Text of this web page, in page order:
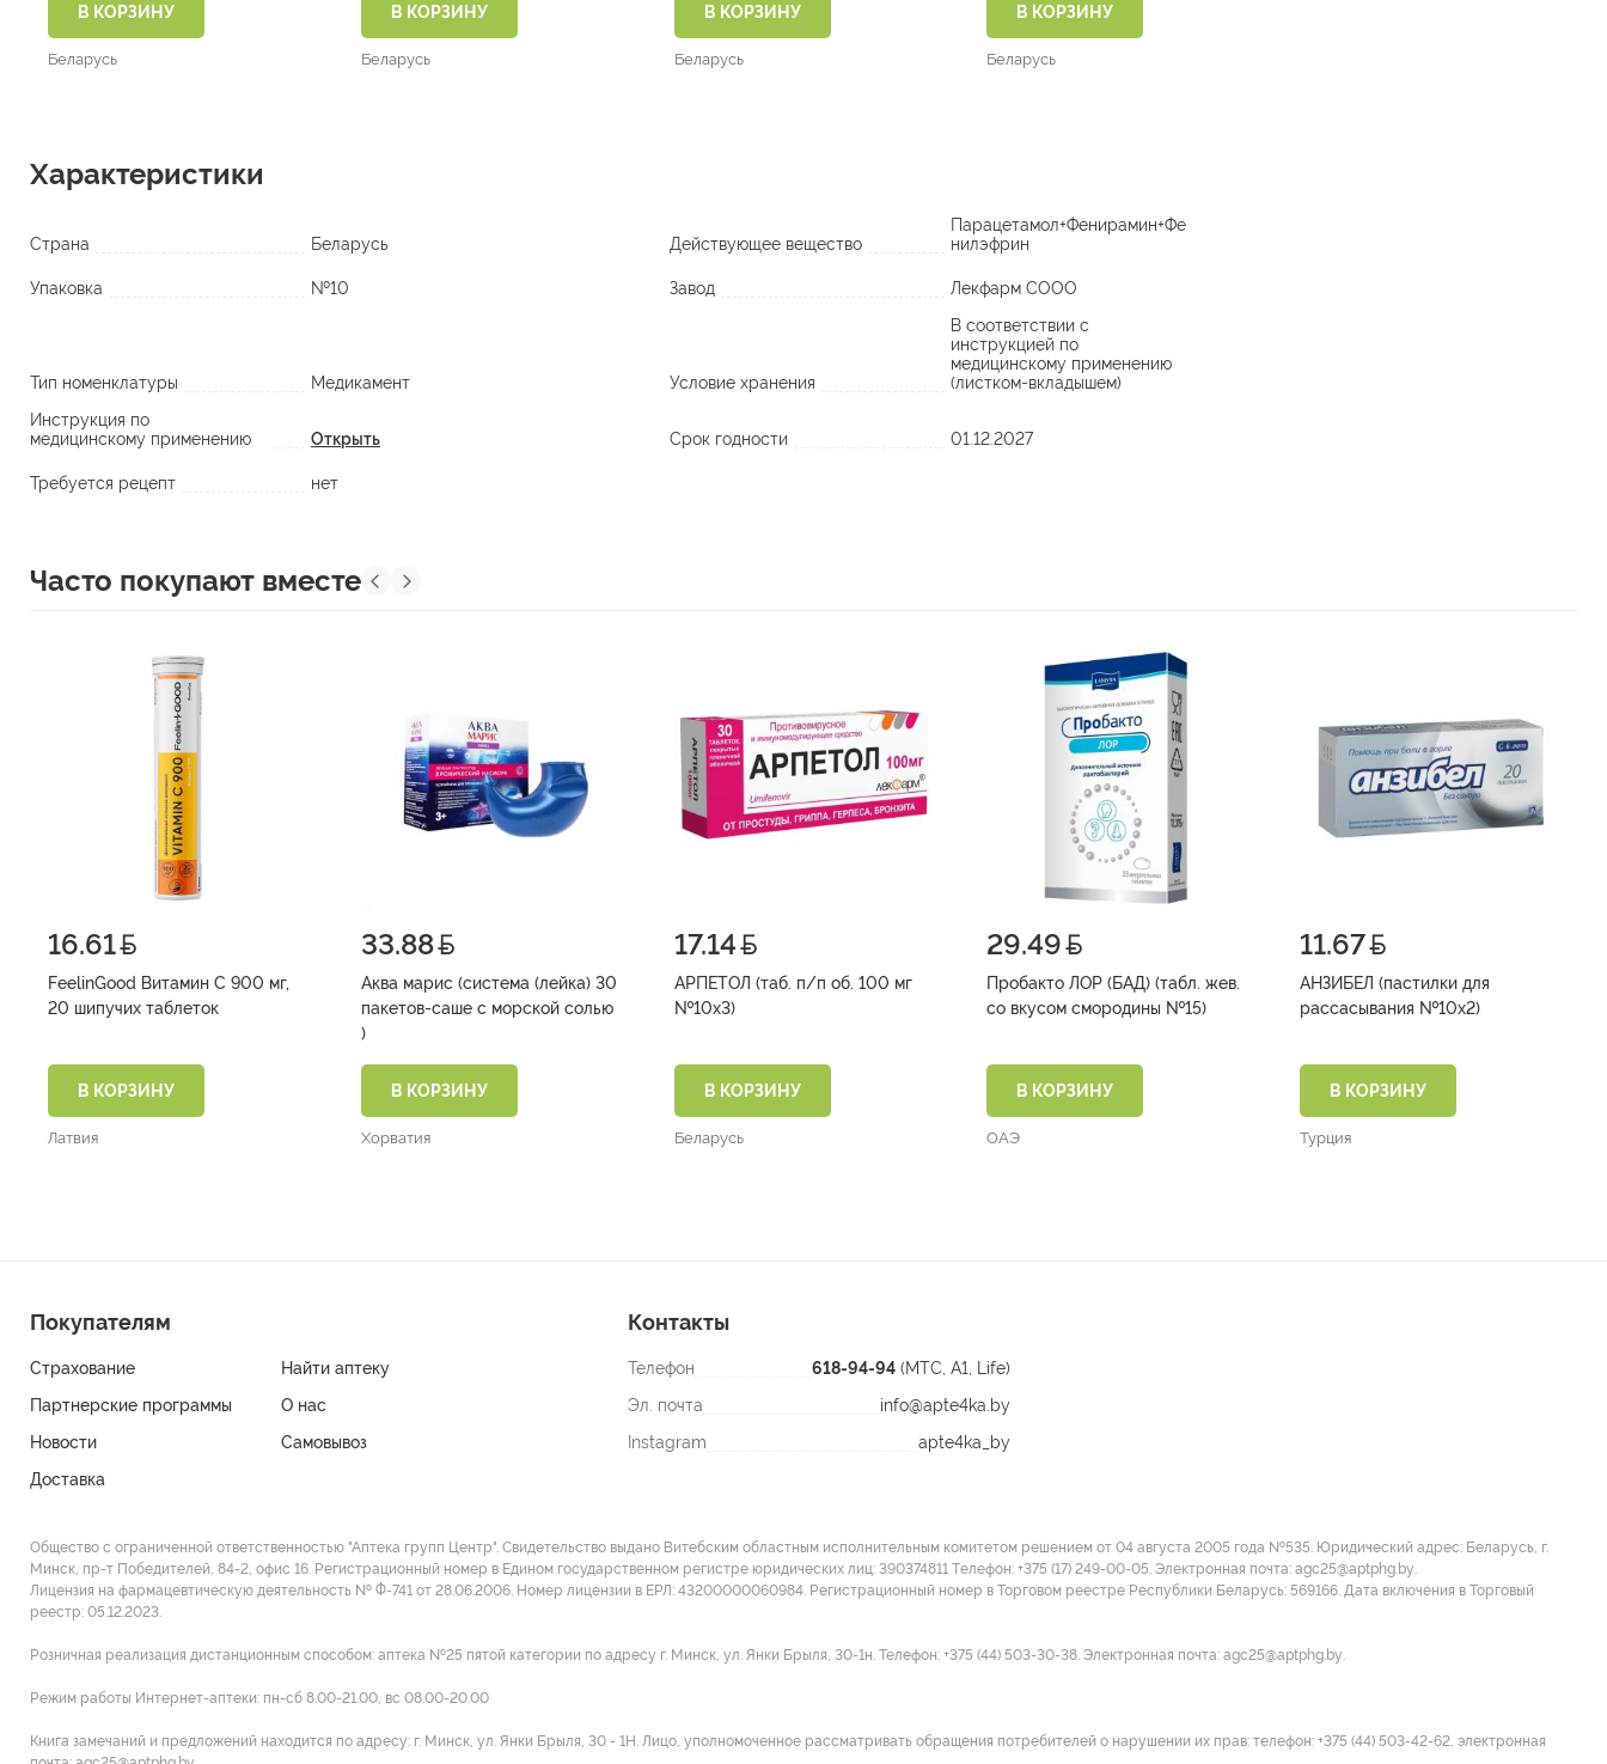
В КОРЗИНУ
Беларусь
В КОРЗИНУ
Беларусь
В КОРЗИНУ
Беларусь
В КОРЗИНУ
Беларусь
Характеристики
Страна Беларусь Действующее вещество
Парацетамол+Фенирамин+Фе
нилэфрин
Упаковка №10 Завод Лекфарм СООО
Тип номенклатуры Медикамент Условие хранения
В соответствии с
инструкцией по
медицинскому применению
(листком-вкладышем)
Инструкция по
медицинскому применению
Открыть Срок годности 01.12.2027
Требуется рецепт нет
Часто покупают вместе
16.61
FeelinGood Витамин С 900 мг,
20 шипучих таблеток
В КОРЗИНУ
Латвия
33.88
Аква марис (система (лейка) 30
пакетов-саше с морской солью
)
В КОРЗИНУ
Хорватия
17.14
АРПЕТОЛ (таб. п/п об. 100 мг
№10х3)
В КОРЗИНУ
Беларусь
29.49
Пробакто ЛОР (БАД) (табл. жев.
со вкусом смородины №15)
В КОРЗИНУ
ОАЭ
11.67
АНЗИБЕЛ (пастилки для
рассасывания №10х2)
В КОРЗИНУ
Турция
Покупателям
Страхование
Найти аптеку
Партнерские программы
О нас
Новости
Самовывоз
Доставка
Контакты
Телефон 618-94-94 (МТС, A1, Life)
Эл. почта
info@apte4ka.by
Instagram
apte4ka_by
Общество с ограниченной ответственностью "Аптека групп Центр". Свидетельство выдано Витебским областным исполнительным комитетом решением от 04 августа 2005 года №535. Юридический адрес: Беларусь, г.
Минск, пр-т Победителей, 84-2, офис 16. Регистрационный номер в Едином государственном регистре юридических лиц: 390374811 Tелефон: +375 (17) 249-00-05. Электронная почта: agc25@aptphg.by.
Лицензия на фармацевтическую деятельность № Ф-741 от 28.06.2006. Номер лицензии в ЕРЛ: 43200000060984. Регистрационный номер в Торговом реестре Республики Беларусь: 569166. Дата включения в Торговый
реестр: 05.12.2023.
Розничная реализация дистанционным способом: аптека №25 пятой категории по адресу г. Минск, ул. Янки Брыля, 30-1н. Телефон: +375 (44) 503-30-38. Электронная почта: agc25@aptphg.by.
Режим работы Интернет-аптеки: пн-сб 8.00-21.00, вс 08.00-20.00
Книга замечаний и предложений находится по адресу: г. Минск, ул. Янки Брыля, 30 - 1Н. Лицо, уполномоченное рассматривать обращения потребителей о нарушении их прав: телефон: +375 (44) 503-42-62, электронная